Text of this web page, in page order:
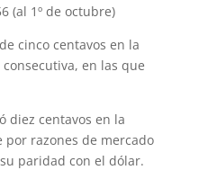
de octubre)
cinco centavos en la
en las que
diez centavos en la
por razones de mercado
paridad con el dólar.